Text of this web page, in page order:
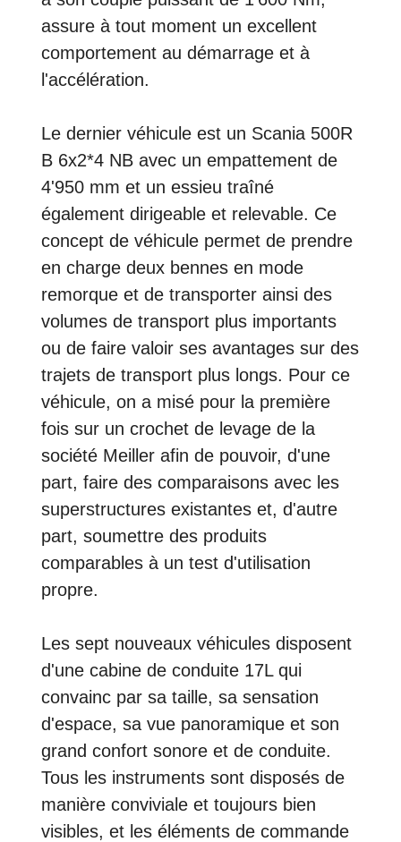
assure à tout moment un excellent
comportement au démarrage et à
l'accélération.
Le dernier véhicule est un Scania 500R
B 6x2*4 NB avec un empattement de
4'950 mm et un essieu traîné
également dirigeable et relevable. Ce
concept de véhicule permet de prendre
en charge deux bennes en mode
remorque et de transporter ainsi des
volumes de transport plus importants
ou de faire valoir ses avantages sur des
trajets de transport plus longs. Pour ce
véhicule, on a misé pour la première
fois sur un crochet de levage de la
société Meiller afin de pouvoir, d'une
part, faire des comparaisons avec les
superstructures existantes et, d'autre
part, soumettre des produits
comparables à un test d'utilisation
propre.
Les sept nouveaux véhicules disposent
d'une cabine de conduite 17L qui
convainc par sa taille, sa sensation
d'espace, sa vue panoramique et son
grand confort sonore et de conduite.
Tous les instruments sont disposés de
manière conviviale et toujours bien
visibles, et les éléments de commande